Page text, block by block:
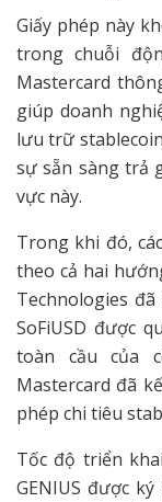
Giấy phép này
trong chuỗi
Mastercard
giúp doanh
lưu trữ
sự sẵn sàng trả
vực này.
Trong khi đó,
theo cả hai
Technologies
SoFiUSD được
toàn cầu của
Mastercard đã
phép chi tiêu
Tốc độ triển
GENIUS được